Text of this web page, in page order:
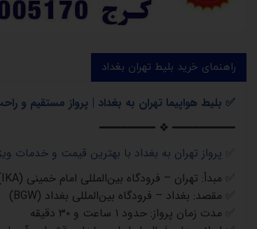
راهنمای خرید بلیط تهران بغداد
✅ بلیط هواپیما تهران به بغداد | پرواز مستقیم و
━━━━━━━━ ❖ ━━━━━━━━━
✅
پرواز تهران به بغداد با بهترین قیمت و خدمات
مبدأ: تهران – فرودگاه بین‌المللی امام خمینی (IKA)
مقصد: بغداد – فرودگاه بین‌المللی بغداد (BGW)
مدت زمان پرواز: حدود ۱ ساعت و ۳۰ دقیقه